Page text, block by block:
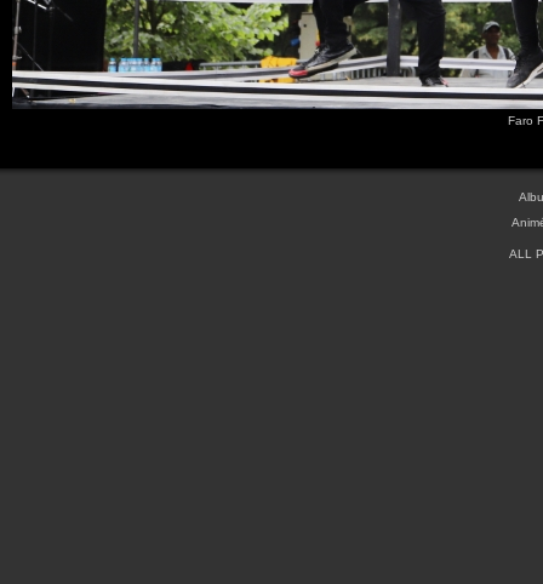
Faro
ALL